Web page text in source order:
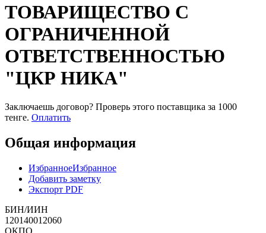
ТОВАРИЩЕСТВО С
ОГРАНИЧЕННОЙ
ОТВЕТСТВЕННОСТЬЮ
"ЦКР НИКА"
Заключаешь договор? Проверь этого поставщика за 1000
тенге. Оплатить
Общая информация
ИзбранноеИзбранное
Добавить заметку
Экспорт PDF
БИН/ИИН
120140012060
ОКПО